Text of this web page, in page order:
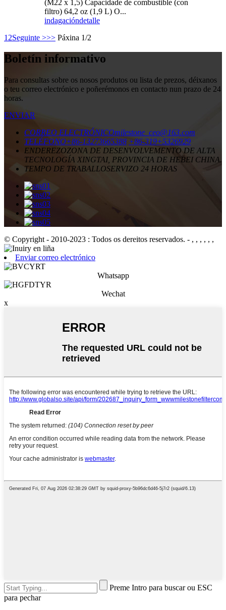
(M22 x 1,5) Capacidade de combustible (con
filtro) 64,2 oz (1,9 L) O...
indagacióndetalle
1 2Seguinte >>> Páxina 1/2
Boletín informativo
Para consultas sobre os nosos produtos ou lista de prezos, déixanos
o teu correo electrónico e poñerémonos en contacto nun prazo de 24
horas.
ENVIAR
CORREO ELECTRÓNICOmilestone_ceo@163.com
TELÉFONO+86-13273665388 +86-319+5326929
ENDEREZOZONA DE DESENVOLVEMENTO DE ALTA
TECNOLOGÍA XINGTAI, PROVINCIA DE HEBEI CHINA.
TEMPO DE TRABALLOSERVIZO 24 HORAS
© Copyright - 2010-2023 : Todos os dereitos reservados. - , , , , , ,
Enviar correo electrónico
Whatsapp
Wechat
x
Preme Intro para buscar ou ESC
para pechar